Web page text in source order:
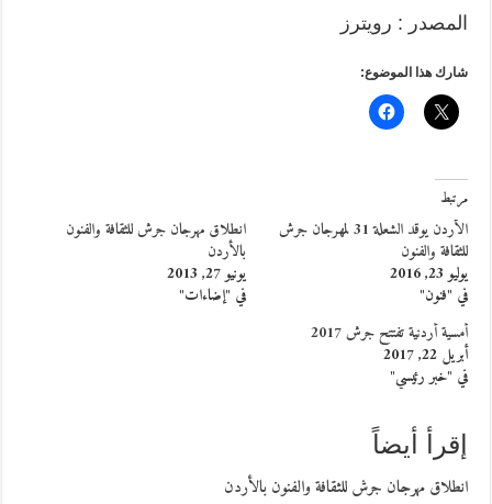
المصدر : رويترز
شارك هذا الموضوع:
مرتبط
الأردن يوقد الشعلة 31 لمهرجان جرش
للثقافة والفنون
يوليو 23, 2016
في "فنون"
انطلاق مهرجان جرش للثقافة والفنون
بالأردن
يونيو 27, 2013
في "إضاءات"
أمسية أردنية تفتتح جرش 2017
أبريل 22, 2017
في "خبر رئيسي"
إقرأ أيضاً
انطلاق مهرجان جرش للثقافة والفنون بالأردن